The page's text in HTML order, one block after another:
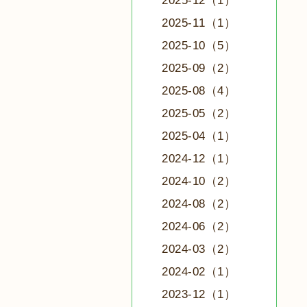
2025-11（1）
2025-10（5）
2025-09（2）
2025-08（4）
2025-05（2）
2025-04（1）
2024-12（1）
2024-10（2）
2024-08（2）
2024-06（2）
2024-03（2）
2024-02（1）
2023-12（1）